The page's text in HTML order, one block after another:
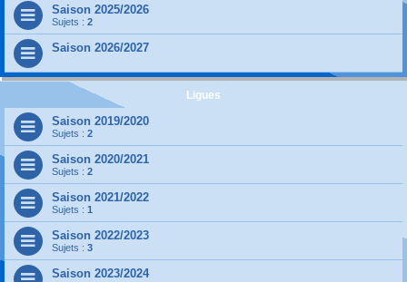
Saison 2025/2026
Sujets : 2
Saison 2026/2027
Ligues
Saison 2019/2020
Sujets : 2
Saison 2020/2021
Sujets : 2
Saison 2021/2022
Sujets : 1
Saison 2022/2023
Sujets : 3
Saison 2023/2024